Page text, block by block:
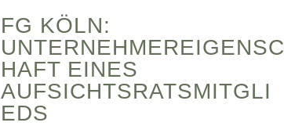
FG KÖLN:
UNTERNEHMEREIGENSC
HAFT EINES
AUFSICHTSRATSMITGLI
EDS